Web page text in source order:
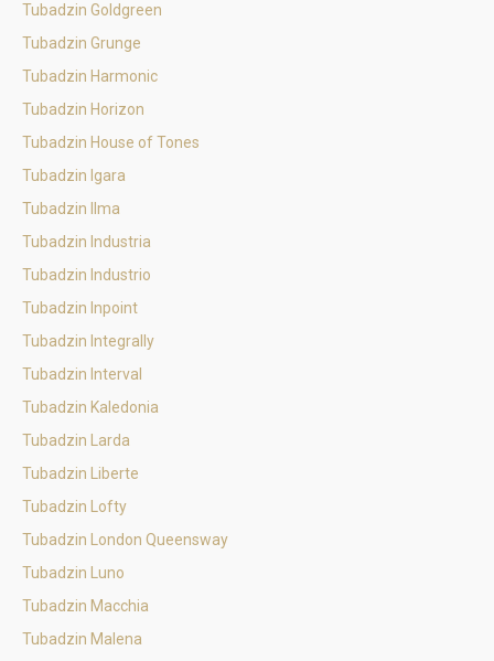
Tubadzin Goldgreen
Tubadzin Grunge
Tubadzin Harmonic
Tubadzin Horizon
Tubadzin House of Tones
Tubadzin Igara
Tubadzin Ilma
Tubadzin Industria
Tubadzin Industrio
Tubadzin Inpoint
Tubadzin Integrally
Tubadzin Interval
Tubadzin Kaledonia
Tubadzin Larda
Tubadzin Liberte
Tubadzin Lofty
Tubadzin London Queensway
Tubadzin Luno
Tubadzin Macchia
Tubadzin Malena